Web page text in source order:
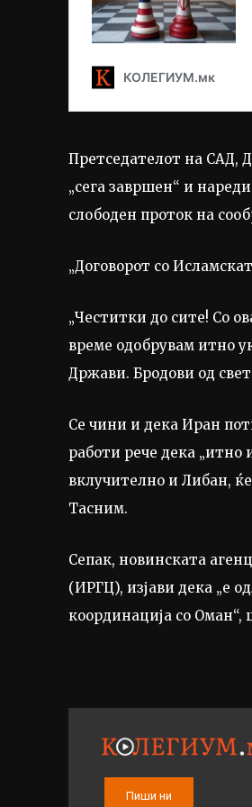
Претседателот на САД,
„сега завршен“ и
слободен проток на
„Договорот со
„Честитки до сите! Со
време одобрувам итно
Држави. Бродови од
Се чини и дека Иран
работи рече дека
вклучително и Либан,
Тасним.
Сепак, новинската
(ИРГЦ), изјави дека „е
координација со
Пиши ни